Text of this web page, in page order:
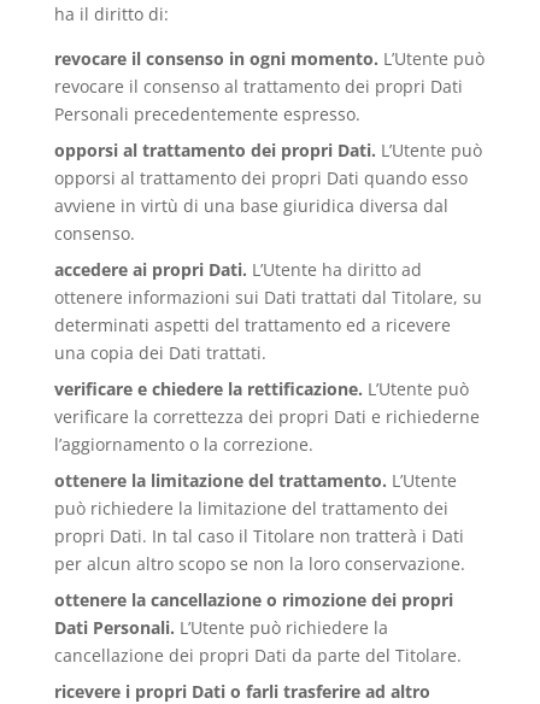
ha il diritto di:
revocare il consenso in ogni momento. L’Utente può
revocare il consenso al trattamento dei propri Dati
Personali precedentemente espresso.
opporsi al trattamento dei propri Dati. L’Utente può
opporsi al trattamento dei propri Dati quando esso
avviene in virtù di una base giuridica diversa dal
consenso.
accedere ai propri Dati. L’Utente ha diritto ad
ottenere informazioni sui Dati trattati dal Titolare, su
determinati aspetti del trattamento ed a ricevere
una copia dei Dati trattati.
verificare e chiedere la rettificazione. L’Utente può
verificare la correttezza dei propri Dati e richiederne
l’aggiornamento o la correzione.
ottenere la limitazione del trattamento. L’Utente
può richiedere la limitazione del trattamento dei
propri Dati. In tal caso il Titolare non tratterà i Dati
per alcun altro scopo se non la loro conservazione.
ottenere la cancellazione o rimozione dei propri
Dati Personali. L’Utente può richiedere la
cancellazione dei propri Dati da parte del Titolare.
ricevere i propri Dati o farli trasferire ad altro